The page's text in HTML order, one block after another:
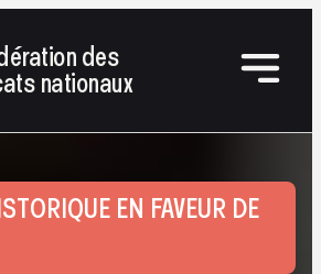
des
nationaux
EN FAVEUR DE